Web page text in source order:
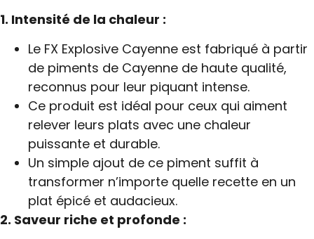
1. Intensité de la chaleur :
Le FX Explosive Cayenne est fabriqué à partir
de piments de Cayenne de haute qualité,
reconnus pour leur piquant intense.
Ce produit est idéal pour ceux qui aiment
relever leurs plats avec une chaleur
puissante et durable.
Un simple ajout de ce piment suffit à
transformer n’importe quelle recette en un
plat épicé et audacieux.
2. Saveur riche et profonde :